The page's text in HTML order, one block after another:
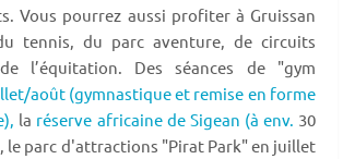
Vous pourrez aussi profiter à Gruissan
tennis, du parc aventure, de circuits
l’équitation. Des séances de "gym
août (gymnastique et remise en forme
la réserve africaine de Sigean (à env. 30
le parc d'attractions "Pirat Park" en juillet